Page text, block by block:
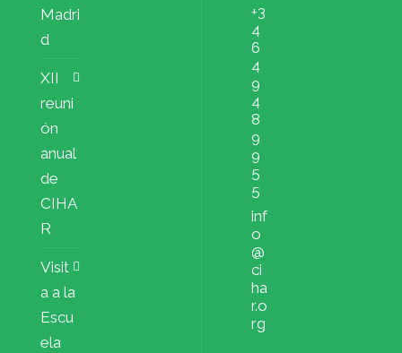
Madri
d
XII
reuni
ón
anual
de
CIHA
R
Visit
a a la
Escu
ela
+3
4
6
4
9
4
8
9
9
5
5
inf
o
@
ci
ha
r.o
rg